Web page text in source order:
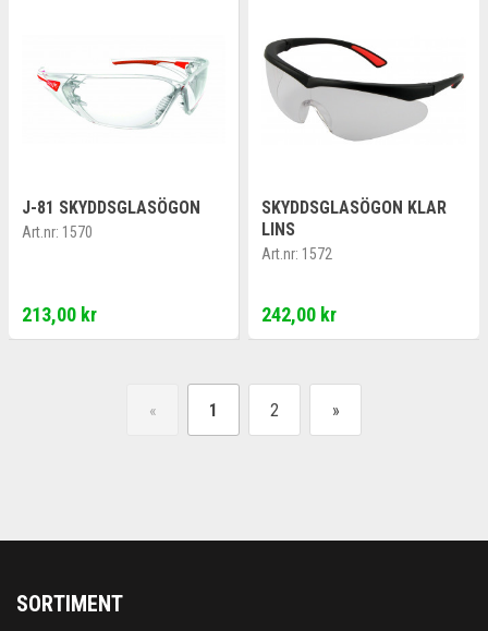
J-81 SKYDDSGLASÖGON
Art.nr: 1570
213,00 kr
SKYDDSGLASÖGON KLAR
LINS
Art.nr: 1572
242,00 kr
« 1 2 »
SORTIMENT